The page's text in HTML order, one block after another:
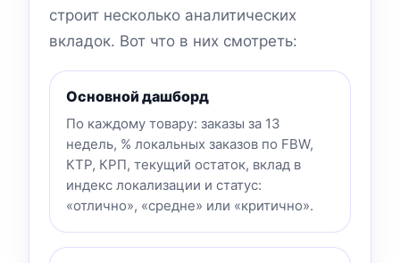
строит несколько аналитических
вкладок. Вот что в них смотреть:
Основной дашборд
По каждому товару: заказы за 13
недель, % локальных заказов по FBW,
КТР, КРП, текущий остаток, вклад в
индекс локализации и статус:
«отлично», «средне» или «критично».